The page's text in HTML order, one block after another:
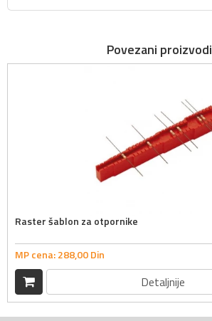
Povezani proizvodi
Raster šablon za otpornike
MP cena:288,00Din
Detaljnije